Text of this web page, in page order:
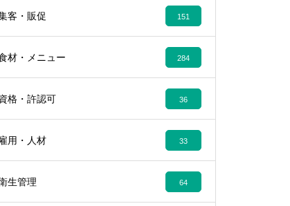
客・販促 151
材・メニュー 284
格・許認可 36
雇用・人材 33
生管理 64